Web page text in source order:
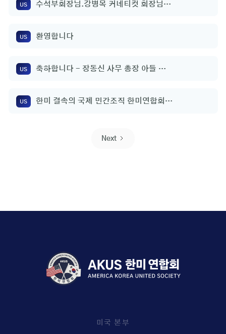
US
수석부회장님.강병목 커네티컷 회장님. -
US 환영합니다
US
축하합니다 - 장동신 사무 총장 아들 결
US
한미 결속의 국제 민간조직 한미연합회
Next
미국 본부